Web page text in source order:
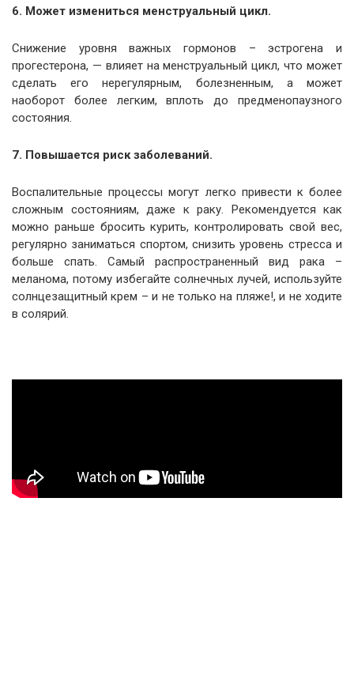
6. Может измениться менструальный цикл.
Снижение уровня важных гормонов – эстрогена и
прогестерона, — влияет на менструальный цикл, что может
сделать его нерегулярным, болезненным, а может
наоборот более легким, вплоть до предменопаузного
состояния.
7. Повышается риск заболеваний.
Воспалительные процессы могут легко привести к более
сложным состояниям, даже к раку. Рекомендуется как
можно раньше бросить курить, контролировать свой вес,
регулярно заниматься спортом, снизить уровень стресса и
больше спать. Самый распространенный вид рака –
меланома, потому избегайте солнечных лучей, используйте
солнцезащитный крем – и не только на пляже!, и не ходите
в солярий.